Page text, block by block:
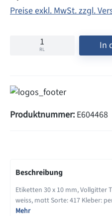
Preise exkl. MwSt. zzgl.
RL In
Produktnummer: E604468
Beschreibung
Etiketten 30 x 10 mm, Vollgitter
weiss, matt Sorte: 417 Kleber:
Mehr